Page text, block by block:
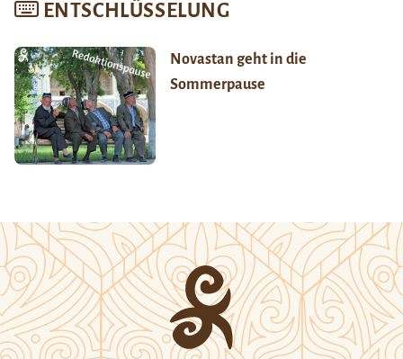
ENTSCHLÜSSELUNG
Novastan geht in die
Sommerpause